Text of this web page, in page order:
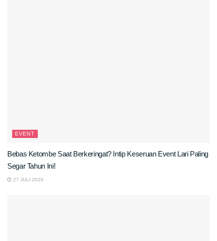
EVENT
Bebas Ketombe Saat Berkeringat? Intip Keseruan Event Lari Paling
Segar Tahun Ini!
27 JULI 2026